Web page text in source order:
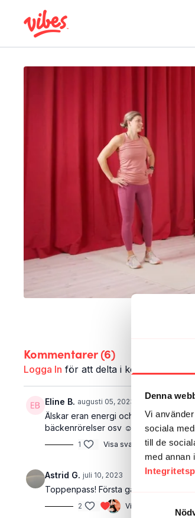
Denna
Vi
sociala
till de
med annan
Kommentarer (6)
Logga In för att delta i konversationen
Eline B. augusti 05, 2023
Älskar eran energi och era pass!
bäckenrörelser osv ☺️
1 Visa svar (1)
Astrid G. juli 10, 2023
Toppenpass! Första gången jag
2 Visa svar (1)